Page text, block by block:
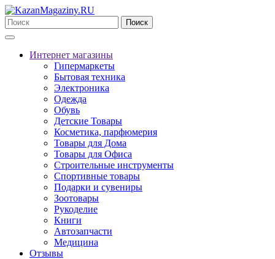
Поиск
Интернет магазины
Гипермаркеты
Бытовая техника
Электроника
Одежда
Обувь
Детские Товары
Косметика, парфюмерия
Товары для Дома
Товары для Офиса
Строительные инструменты
Спортивные товары
Подарки и сувениры
Зоотовары
Рукоделие
Книги
Автозапчасти
Медицина
Отзывы